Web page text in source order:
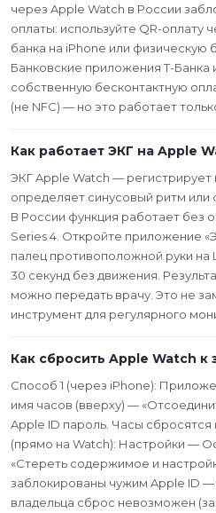
через Apple Watch в России
оплаты: используйте QR-оплату
банка на iPhone или физическую
Банковские приложения Т-Банка
собственную бесконтактную
(не NFC) — но это работает
Как работает ЭКГ на Apple
ЭКГ Apple Watch — регистрирует
определяет синусовый ритм
В России функция работает без
Series 4. Откройте приложение
палец противоположной руки
30 секунд без движения.
можно передать врачу. Это не
инструмент для регулярного
Как сбросить Apple Watch к
Способ 1 (через iPhone):
имя часов (вверху) —
Apple ID пароль. Часы сбросятся
(прямо на Watch): Настройки —
«Стереть содержимое и
заблокированы чужим Apple ID —
владельца сброс невозможен